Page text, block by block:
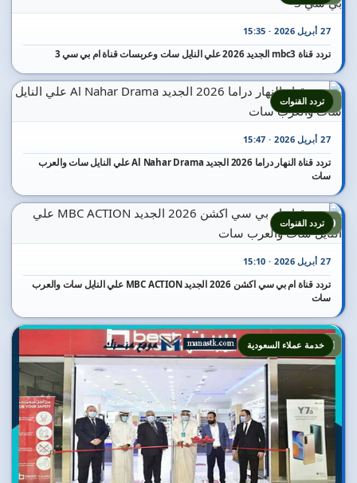
27 أبريل 2026 · 15:35
تردد قناة mbc3 الجديد 2026 علي النايل سات وعربسات قناة ام بي سي 3
9
27 أبريل 2026 · 15:47
تردد قناة النهار دراما 2026 الجديد Al Nahar Drama علي النايل سات والعرب
سات
تردد القنوات
10
27 أبريل 2026 · 15:10
تردد قناة ام بي سي اكشن 2026 الجديد MBC ACTION علي النايل سات والعرب
سات
تردد القنوات
11 خدمة عملاء السعودية